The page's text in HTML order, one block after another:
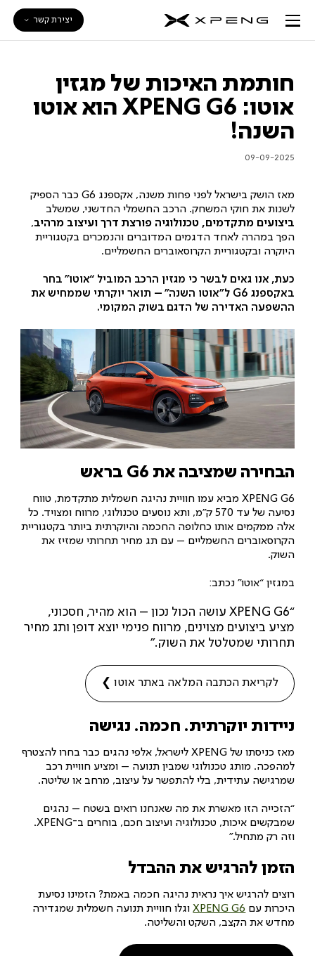
יצירת קשר
חותמת האיכות של מגזין
אוטו: XPENG G6 הוא אוטו
השנה!
09-09-2025
מאז הושק בישראל לפני פחות משנה, אקספנג G6 כבר הספיק
לשנות את חוקי המשחק. הרכב החשמלי החדשני, שמשלב
ביצועים מתקדמים, טכנולוגיה פורצת דרך ועיצוב מרהיב,
הפך במהרה לאחד הדגמים המדוברים והנמכרים בקטגוריית
היוקרה ובקטגוריית הקרוסאוברים החשמליים.
כעת, אנו גאים לבשר כי מגזין הרכב המוביל “אוטו” בחר
באקספנג G6 ל”אוטו השנה” – תואר יוקרתי שממחיש את
ההשפעה האדירה של הדגם בשוק המקומי.
הבחירה שמציבה את G6 בראש
XPENG G6 מביא עמו חוויית נהיגה חשמלית מתקדמת, טווח
נסיעה של עד 570 ק”מ, ותא נוסעים טכנולוגי, מרווח ומצויד. כל
אלה ממקמים אותו כחלופה החכמה והיוקרתית ביותר בקטגוריית
הקרוסאוברים החשמליים – עם תג מחיר תחרותי שמזיז את
השוק.
במגזין “אוטו” נכתב:
“XPENG G6 עושה הכול נכון – הוא מהיר, חסכוני,
מציע ביצועים מצוינים, מרווח פנימי יוצא דופן ותג מחיר
תחרותי שמטלטל את השוק.”
לקריאת הכתבה המלאה באתר אוטו ❯
ניידות יוקרתית. חכמה. נגישה
מאז כניסתו של XPENG לישראל, אלפי נהגים כבר בחרו להצטרף
למהפכה. מותג טכנולוגי שמבין תנועה – ומציע חוויית רכב
שמרגישה עתידית, בלי להתפשר על עיצוב, מרחב או שליטה.
“הזכייה הזו מאשרת את מה שאנחנו רואים בשטח – נהגים
שמבקשים איכות, טכנולוגיה ועיצוב חכם, בוחרים ב־XPENG.
וזה רק מתחיל.”
הזמן להרגיש את ההבדל
רוצים להרגיש איך נראית נהיגה חכמה באמת? הזמינו נסיעת
היכרות עם XPENG G6וגלו חוויית תנועה חשמלית שמגדירה
מחדש את הקצב, השקט והשליטה.